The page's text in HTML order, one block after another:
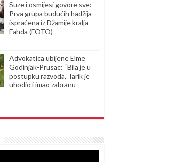
Suze i osmijesi govore sve:
Prva grupa budućih hadžija
ispraćena iz Džamije kralja
Fahda (FOTO)
Advokatica ubijene Elme
Godinjak-Prusac: “Bila je u
postupku razvoda, Tarik je
uhodio i imao zabranu